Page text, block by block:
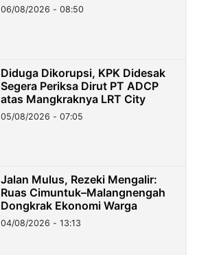
06/08/2026 - 08:50
Diduga Dikorupsi, KPK Didesak
Segera Periksa Dirut PT ADCP
atas Mangkraknya LRT City
05/08/2026 - 07:05
Jalan Mulus, Rezeki Mengalir:
Ruas Cimuntuk–Malangnengah
Dongkrak Ekonomi Warga
04/08/2026 - 13:13